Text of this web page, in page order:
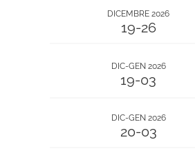
DICEMBRE 2026
19-26
DIC-GEN 2026
19-03
DIC-GEN 2026
20-03